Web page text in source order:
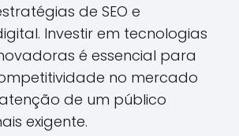
de SEO e
Investir em tecnologias
é essencial para
no mercado
de um público
exigente.